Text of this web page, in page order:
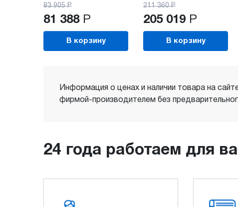
83 905 Р
81 388 Р
В корзину
211 360 Р
205 019 Р
В корзину
Информация о ценах и наличии товара на
фирмой-производителем без
24 года работаем для